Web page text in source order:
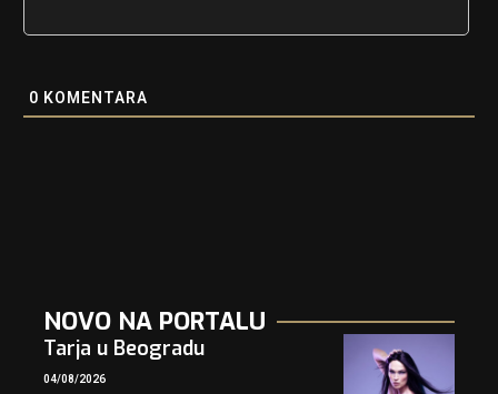
0 KOMENTARA
NOVO NA PORTALU
Tarja u Beogradu
04/08/2026